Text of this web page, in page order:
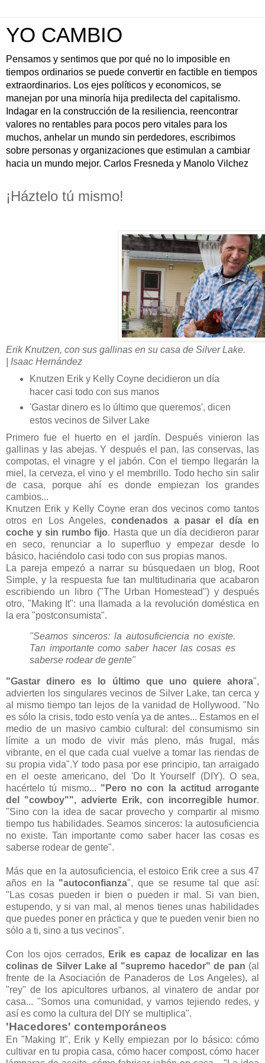
YO CAMBIO
Pensamos y sentimos que por qué no lo imposible en
tiempos ordinarios se puede convertir en factible en tiempos
extraordinarios. Los ejes políticos y economicos, se
manejan por una minoría hija predilecta del capitalismo.
Indagar en la construcción de la resiliencia, reencontrar
valores no rentables para pocos pero vitales para los
muchos, anhelar un mundo sin perdedores, escribimos
sobre personas y organizaciones que estimulan a cambiar
hacia un mundo mejor. Carlos Fresneda y Manolo Vilchez
¡Háztelo tú mismo!
Erik Knutzen, con sus gallinas en su casa de Silver Lake.
| Isaac Hernández
Knutzen Erik y Kelly Coyne decidieron un día
hacer casi todo con sus manos
'Gastar dinero es lo último que queremos', dicen
estos vecinos de Silver Lake
Primero fue el huerto en el jardín. Después vinieron las
gallinas y las abejas. Y después el pan, las conservas, las
compotas, el vinagre y el jabón. Con el tiempo llegarán la
miel, la cerveza, el vino y el membrillo. Todo hecho sin salir
de casa, porque ahí es donde empiezan los grandes
cambios...
Knutzen Erik y Kelly Coyne eran dos vecinos como tantos
otros en Los Angeles,condenados a pasar el día en
coche y sin rumbo fijo. Hasta que un día decidieron parar
en seco, renunciar a lo superfluo y empezar desde lo
básico, haciéndolo casi todo con sus propias manos.
La pareja empezó a narrar su búsquedaen un blog, Root
Simple, y la respuesta fue tan multitudinaria que acabaron
escribiendo un libro ("The Urban Homestead") y después
otro, "Making It": una llamada a la revolución doméstica en
la era "postconsumista".
"Seamos sinceros: la autosuficiencia no existe.
Tan importante como saber hacer las cosas es
saberse rodear de gente"
"Gastar dinero es lo último que uno quiere ahora",
advierten los singulares vecinos de Silver Lake, tan cerca y
al mismo tiempo tan lejos de la vanidad de Hollywood. "No
es sólo la crisis, todo esto venía ya de antes... Estamos en el
medio de un masivo cambio cultural: del consumismo sin
límite a un modo de vivir más pleno, más frugal, más
vibrante, en el que cada cual vuelve a tomar las riendas de
su propia vida".Y todo pasa por ese principio, tan arraigado
en el oeste americano, del 'Do It Yourself' (DIY). O sea,
hacértelo tú mismo... "Pero no con la actitud arrogante
del "cowboy"", advierte Erik, con incorregible humor.
"Sino con la idea de sacar provecho y compartir al mismo
tiempo tus habilidades. Seamos sinceros: la autosuficiencia
no existe. Tan importante como saber hacer las cosas es
saberse rodear de gente".
Más que en la autosuficiencia, el estoico Erik cree a sus 47
años en la "autoconfianza", que se resume tal que así:
"Las cosas pueden ir bien o pueden ir mal. Si van bien,
estupendo, y si van mal, al menos tienes unas habilidades
que puedes poner en práctica y que te pueden venir bien no
sólo a ti, sino a tus vecinos".
Con los ojos cerrados, Erik es capaz de localizar en las
colinas de Silver Lake al "supremo hacedor" de pan (al
frente de la Asociación de Panaderos de Los Angeles), al
"rey" de los apicultores urbanos, al vinatero de andar por
casa... "Somos una comunidad, y vamos tejiendo redes, y
así es como la cultura del DIY se multiplica".
'Hacedores' contemporáneos
En "Making It", Erik y Kelly empiezan por lo básico: cómo
cultivar en tu propia casa, cómo hacer compost, cómo hacer